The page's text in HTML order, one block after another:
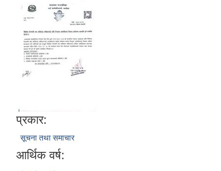
प्रकार:
सूचना तथा समाचार
आर्थिक वर्ष: